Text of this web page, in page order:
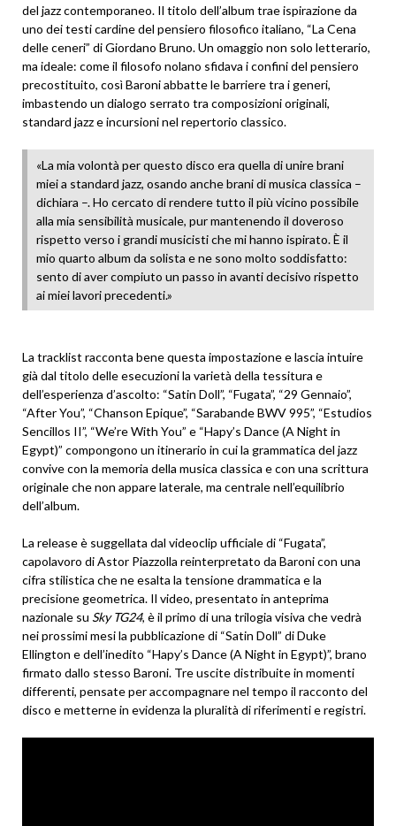
del jazz contemporaneo. Il titolo dell’album trae ispirazione da
uno dei testi cardine del pensiero filosofico italiano, “La Cena
delle ceneri” di Giordano Bruno. Un omaggio non solo letterario,
ma ideale: come il filosofo nolano sfidava i confini del pensiero
precostituito, così Baroni abbatte le barriere tra i generi,
imbastendo un dialogo serrato tra composizioni originali,
standard jazz e incursioni nel repertorio classico.
«La mia volontà per questo disco era quella di unire brani
miei a standard jazz, osando anche brani di musica classica –
dichiara –. Ho cercato di rendere tutto il più vicino possibile
alla mia sensibilità musicale, pur mantenendo il doveroso
rispetto verso i grandi musicisti che mi hanno ispirato. È il
mio quarto album da solista e ne sono molto soddisfatto:
sento di aver compiuto un passo in avanti decisivo rispetto
ai miei lavori precedenti.»
La tracklist racconta bene questa impostazione e lascia intuire
già dal titolo delle esecuzioni la varietà della tessitura e
dell’esperienza d’ascolto: “Satin Doll”, “Fugata”, “29 Gennaio”,
“After You”, “Chanson Epique”, “Sarabande BWV 995”, “Estudios
Sencillos II”, “We’re With You” e “Hapy’s Dance (A Night in
Egypt)” compongono un itinerario in cui la grammatica del jazz
convive con la memoria della musica classica e con una scrittura
originale che non appare laterale, ma centrale nell’equilibrio
dell’album.
La release è suggellata dal videoclip ufficiale di “Fugata”,
capolavoro di Astor Piazzolla reinterpretato da Baroni con una
cifra stilistica che ne esalta la tensione drammatica e la
precisione geometrica. Il video, presentato in anteprima
nazionale su Sky TG24, è il primo di una trilogia visiva che vedrà
nei prossimi mesi la pubblicazione di “Satin Doll” di Duke
Ellington e dell’inedito “Hapy’s Dance (A Night in Egypt)”, brano
firmato dallo stesso Baroni. Tre uscite distribuite in momenti
differenti, pensate per accompagnare nel tempo il racconto del
disco e metterne in evidenza la pluralità di riferimenti e registri.